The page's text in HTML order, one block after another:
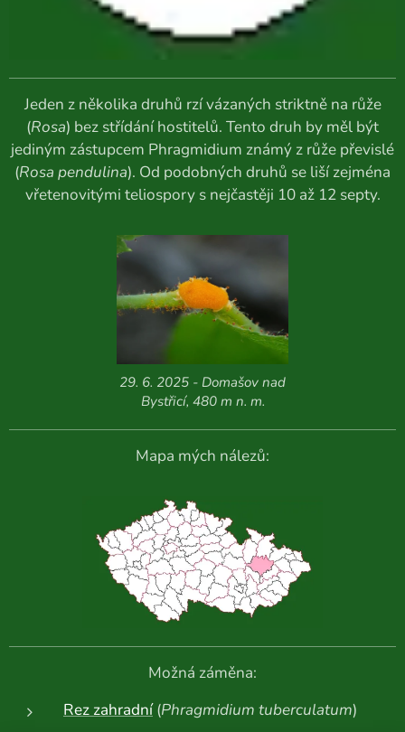
Jeden z několika druhů rzí vázaných striktně na růže
(Rosa) bez střídání hostitelů. Tento druh by měl být
jediným zástupcem Phragmidium známý z růže převislé
(Rosa pendulina). Od podobných druhů se liší zejména
vřetenovitými teliospory s nejčastěji 10 až 12 septy.
29. 6. 2025 - Domašov nad
Bystřicí, 480 m n. m.
Mapa mých nálezů:
Možná záměna:
Rez zahradní(Phragmidium tuberculatum)